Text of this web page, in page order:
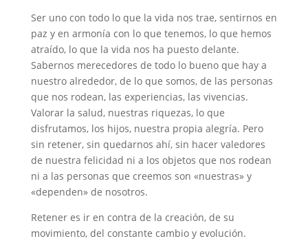
Ser uno con todo lo que la vida nos trae, sentirnos en
paz y en armonía con lo que tenemos, lo que hemos
atraído, lo que la vida nos ha puesto delante.
Sabernos merecedores de todo lo bueno que hay a
nuestro alrededor, de lo que somos, de las personas
que nos rodean, las experiencias, las vivencias.
Valorar la salud, nuestras riquezas, lo que
disfrutamos, los hijos, nuestra propia alegría. Pero
sin retener, sin quedarnos ahí, sin hacer valedores
de nuestra felicidad ni a los objetos que nos rodean
ni a las personas que creemos son «nuestras» y
«dependen» de nosotros.
Retener es ir en contra de la creación, de su
movimiento, del constante cambio y evolución.